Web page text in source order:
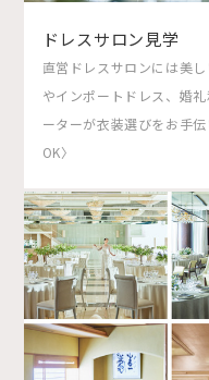
ドレスサロン見学
直営ドレスサロンには美
やインポートドレス、婚
ーターが衣装選びをお手
OK〉